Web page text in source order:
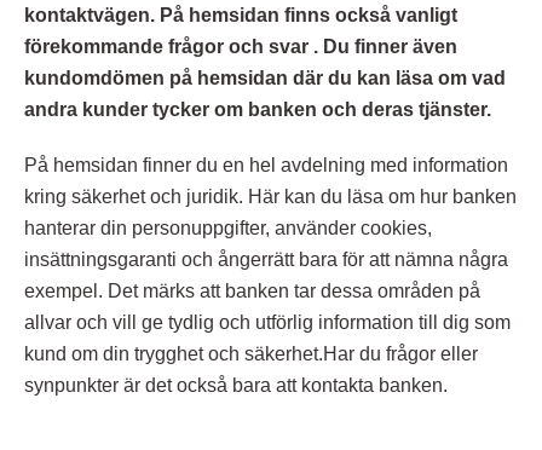
kontaktvägen. På hemsidan finns också vanligt
förekommande frågor och svar . Du finner även
kundomdömen på hemsidan där du kan läsa om vad
andra kunder tycker om banken och deras tjänster.
På hemsidan finner du en hel avdelning med information
kring säkerhet och juridik. Här kan du läsa om hur banken
hanterar din personuppgifter, använder cookies,
insättningsgaranti och ångerrätt bara för att nämna några
exempel. Det märks att banken tar dessa områden på
allvar och vill ge tydlig och utförlig information till dig som
kund om din trygghet och säkerhet.Har du frågor eller
synpunkter är det också bara att kontakta banken.